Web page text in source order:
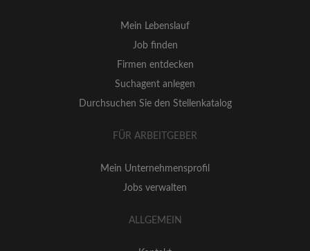
Mein Lebenslauf
Job finden
Firmen entdecken
Suchagent anlegen
Durchsuchen Sie den Stellenkatalog
FÜR ARBEITGEBER
Mein Unternehmensprofil
Jobs verwalten
ALLGEMEIN